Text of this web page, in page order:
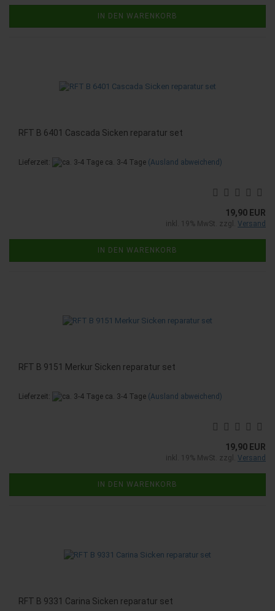
IN DEN WARENKORB
RFT B 6401 Cascada Sicken reparatur set
Lieferzeit: ca. 3-4 Tage (Ausland abweichend)
19,90 EUR
inkl. 19% MwSt. zzgl. Versand
IN DEN WARENKORB
RFT B 9151 Merkur Sicken reparatur set
Lieferzeit: ca. 3-4 Tage (Ausland abweichend)
19,90 EUR
inkl. 19% MwSt. zzgl. Versand
IN DEN WARENKORB
RFT B 9331 Carina Sicken reparatur set